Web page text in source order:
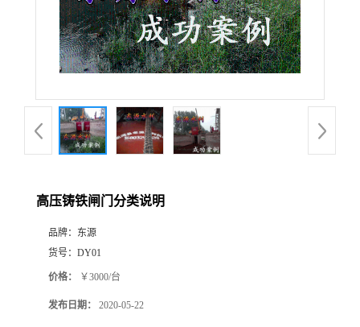
高压铸铁闸门分类说明
品牌： 东源
货号： DY01
价格： ￥3000/台
发布日期： 2020-05-22